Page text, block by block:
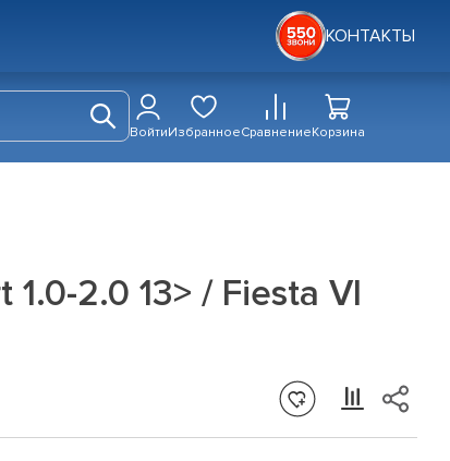
КОНТАКТЫ
ВойтиИзбранноеСравнениеКорзина
1.0-2.0 13> / Fiesta VI